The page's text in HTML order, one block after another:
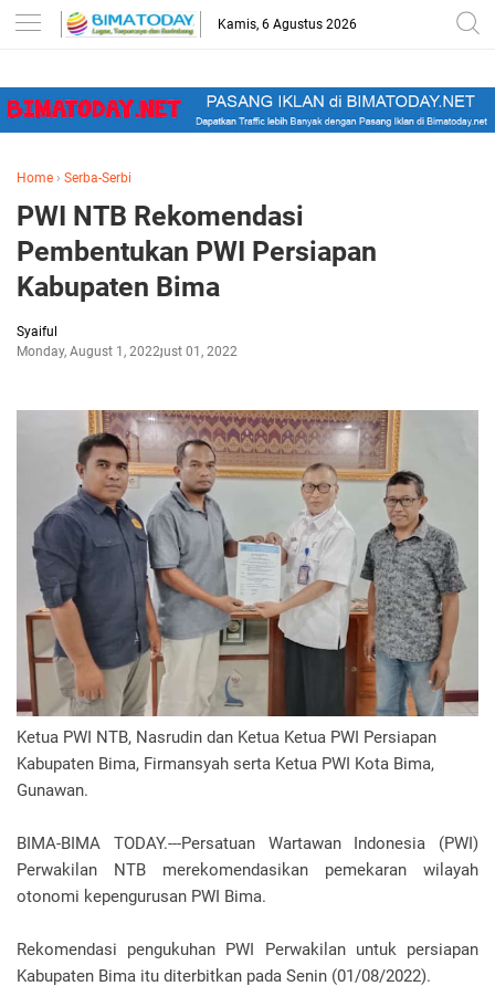
-->
Kamis, 6 Agustus 2026
Home › Serba-Serbi
PWI NTB Rekomendasi
Pembentukan PWI Persiapan
Kabupaten Bima
Syaiful
Monday, August 1, 2022August 01, 2022
Ketua PWI NTB, Nasrudin dan Ketua Ketua PWI Persiapan
Kabupaten Bima, Firmansyah serta Ketua PWI Kota Bima,
Gunawan.
BIMA-BIMA TODAY.---Persatuan Wartawan Indonesia (PWI)
Perwakilan NTB merekomendasikan pemekaran wilayah
otonomi kepengurusan PWI Bima.
Rekomendasi pengukuhan PWI Perwakilan untuk persiapan
Kabupaten Bima itu diterbitkan pada Senin (01/08/2022).